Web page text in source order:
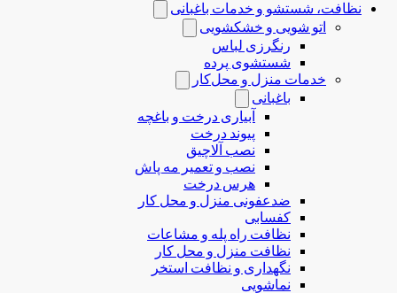
نظافت، شستشو و خدمات باغبانی
اتو شویی و خشکشویی
رنگرزی لباس
شستشوی پرده
خدمات منزل و محل‌کار
باغبانی
آبیاری درخت و باغچه
پیوند درخت
نصب آلاچیق
نصب و تعمیر مه پاش
هرس درخت
ضدعفونی منزل و محل کار
کفسابی
نظافت راه پله و مشاعات
نظافت منزل و محل کار
نگهداری و نظافت استخر
نماشویی